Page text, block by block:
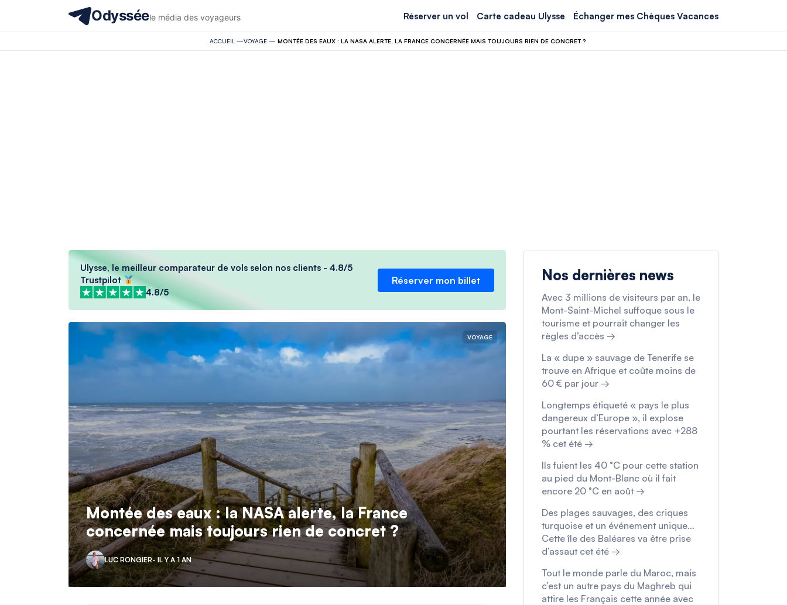
Odysséele média des voyageurs Réserver un vol Carte cadeau Ulysse Échanger mes Chèques Vacances
ACCUEIL —VOYAGE — MONTÉE DES EAUX : LA NASA ALERTE, LA FRANCE CONCERNÉE MAIS TOUJOURS RIEN DE CONCRET ?
Ulysse, le meilleur comparateur de vols selon nos clients - 4.8/5
Trustpilot
4.8/5
Réserver mon billet
VOYAGE
Montée des eaux : la NASA alerte, la France
concernée mais toujours rien de concret ?
LUC RONGIER- IL Y A 1 AN
Nos dernières news
Avec 3 millions de visiteurs par an, le
Mont-Saint-Michel suffoque sous le
tourisme et pourrait changer les
règles d’accès →
La « dupe » sauvage de Tenerife se
trouve en Afrique et coûte moins de
60 € par jour →
Longtemps étiqueté « pays le plus
dangereux d’Europe », il explose
pourtant les réservations avec +288
% cet été →
Ils fuient les 40 °C pour cette station
au pied du Mont-Blanc où il fait
encore 20 °C en août →
Des plages sauvages, des criques
turquoise et un événement unique…
Cette île des Baléares va être prise
d’assaut cet été →
Tout le monde parle du Maroc, mais
c’est un autre pays du Maghreb qui
attire les Français cette année avec